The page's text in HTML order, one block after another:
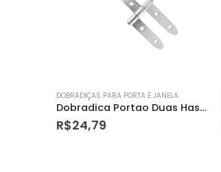
DOBRADIÇAS PARA PORTA E JANELA
Dobradica Zincada 2.5
R$2,26